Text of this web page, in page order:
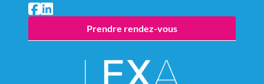
Prendre rendez-vous